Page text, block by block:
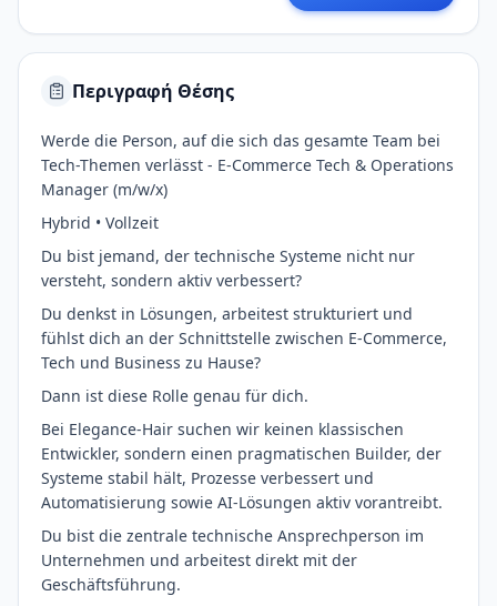
Περιγραφή Θέσης
Werde die Person, auf die sich das gesamte Team bei
Tech-Themen verlässt - E-Commerce Tech & Operations
Manager (m/w/x)
Hybrid • Vollzeit
Du bist jemand, der technische Systeme nicht nur
versteht, sondern aktiv verbessert?
Du denkst in Lösungen, arbeitest strukturiert und
fühlst dich an der Schnittstelle zwischen E-Commerce,
Tech und Business zu Hause?
Dann ist diese Rolle genau für dich.
Bei Elegance-Hair suchen wir keinen klassischen
Entwickler, sondern einen pragmatischen Builder, der
Systeme stabil hält, Prozesse verbessert und
Automatisierung sowie AI-Lösungen aktiv vorantreibt.
Du bist die zentrale technische Ansprechperson im
Unternehmen und arbeitest direkt mit der
Geschäftsführung.